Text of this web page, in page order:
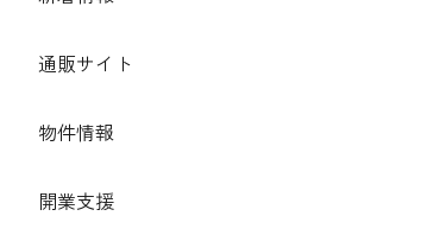
通販サイト
物件情報
開業支援